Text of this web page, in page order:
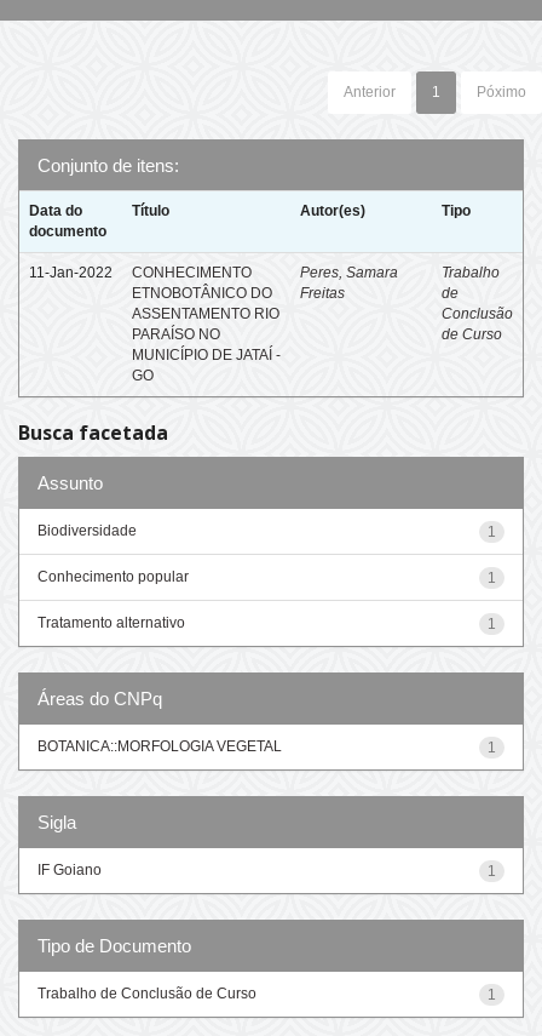
Anterior 1 Póximo
Conjunto de itens:
Data do
documento
Título Autor(es) Tipo
11-Jan-2022
CONHECIMENTO
ETNOBOTÂNICO DO
ASSENTAMENTO RIO
PARAÍSO NO
MUNICÍPIO DE JATAÍ -
GO
Peres, Samara
Freitas
Trabalho
de
Conclusão
de Curso
Busca facetada
Assunto
1
Biodiversidade
1
Conhecimento popular
1
Tratamento alternativo
Áreas do CNPq
1
BOTANICA::MORFOLOGIA VEGETAL
Sigla
1
IF Goiano
Tipo de Documento
1
Trabalho de Conclusão de Curso